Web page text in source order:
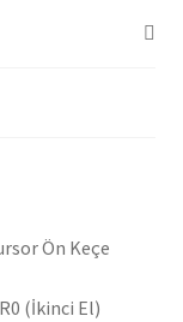
Ön Keçe
(İkinci El)